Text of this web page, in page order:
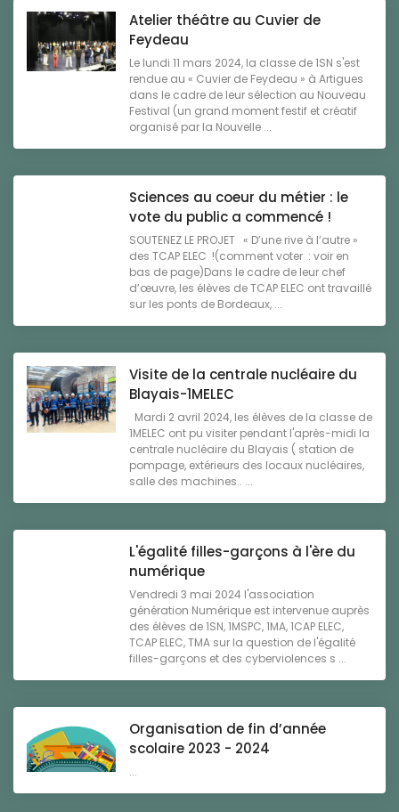
Atelier théâtre au Cuvier de
Feydeau
Le lundi 11 mars 2024, la classe de 1SN s'est
rendue au « Cuvier de Feydeau » à Artigues
dans le cadre de leur sélection au Nouveau
Festival (un grand moment festif et créatif
organisé par la Nouvelle ...
Sciences au coeur du métier : le
vote du public a commencé !
SOUTENEZ LE PROJET « D’une rive à l’autre »
des TCAP ELEC !(comment voter : voir en
bas de page)Dans le cadre de leur chef
d’œuvre, les élèves de TCAP ELEC ont travaillé
sur les ponts de Bordeaux, ...
Visite de la centrale nucléaire du
Blayais-1MELEC
Mardi 2 avril 2024, les élèves de la classe de
1MELEC ont pu visiter pendant l'après-midi la
centrale nucléaire du Blayais ( station de
pompage, extérieurs des locaux nucléaires,
salle des machines.. ...
L'égalité filles-garçons à l'ère du
numérique
Vendredi 3 mai 2024 l'association
génération Numérique est intervenue auprès
des élèves de 1SN, 1MSPC, 1MA, 1CAP ELEC,
TCAP ELEC, TMA sur la question de l'égalité
filles-garçons et des cyberviolences s ...
Organisation de fin d’année
scolaire 2023 - 2024
...